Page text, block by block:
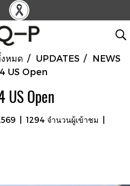
หมด UPDATES
NEWS
US Open
US Open
1294 จำนวนผู้เข้าชม